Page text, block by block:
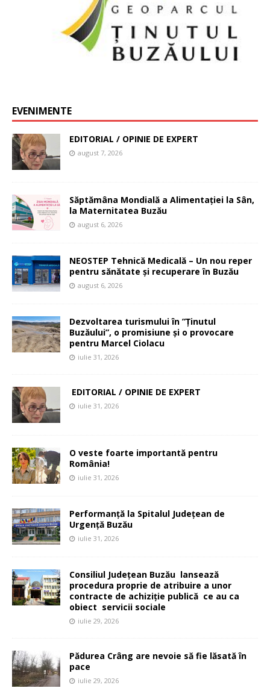
EVENIMENTE
EDITORIAL / OPINIE DE EXPERT
august 7, 2026
Săptămâna Mondială a Alimentației la Sân,
la Maternitatea Buzău
august 6, 2026
NEOSTEP Tehnică Medicală – Un nou reper
pentru sănătate și recuperare în Buzău
august 6, 2026
Dezvoltarea turismului în ”Ținutul
Buzăului”, o promisiune și o provocare
pentru Marcel Ciolacu
iulie 31, 2026
EDITORIAL / OPINIE DE EXPERT
iulie 31, 2026
O veste foarte importantă pentru
România!
iulie 31, 2026
Performanță la Spitalul Județean de
Urgență Buzău
iulie 31, 2026
Consiliul Județean Buzău lansează
procedura proprie de atribuire a unor
contracte de achiziție publică ce au ca
obiect servicii sociale
iulie 29, 2026
Pădurea Crâng are nevoie să fie lăsată în
pace
iulie 29, 2026